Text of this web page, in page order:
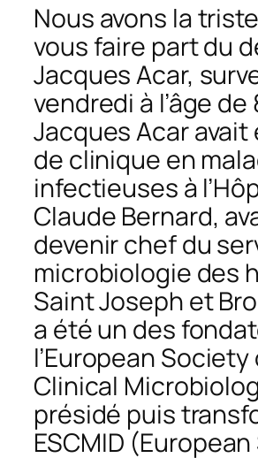
Nous avons la
vous faire part du
Jacques Acar,
vendredi à l’âge de
Jacques Acar
de clinique en
infectieuses à
Claude Bernard,
devenir chef du
microbiologie des
Saint Joseph et
a été un des
l’European Society
Clinical
présidé puis
ESCMID